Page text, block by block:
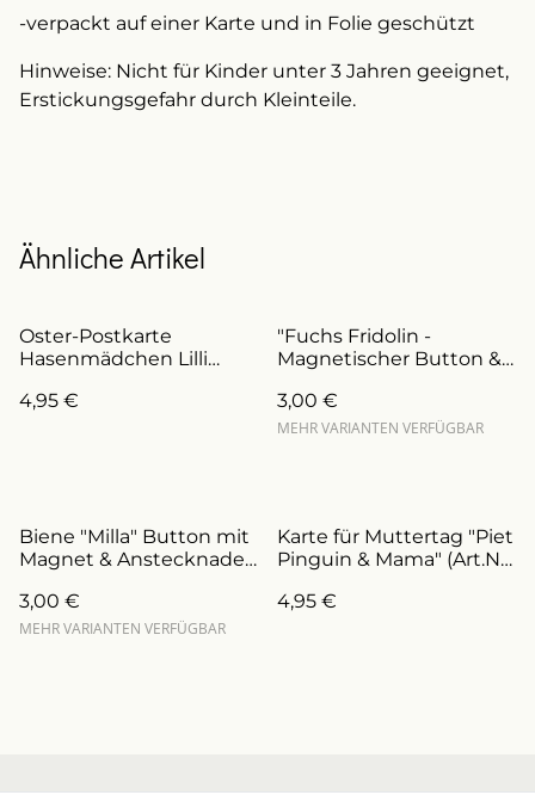
-verpackt auf einer Karte und in Folie geschützt
Hinweise: Nicht für Kinder unter 3 Jahren geeignet,
Erstickungsgefahr durch Kleinteile.
Ähnliche Artikel
Oster-Postkarte
Hasenmädchen Lilli
4,95 €
"Fuchs Fridolin -
Magnetischer Button &
(ArtNr.B0019/a)
3,00 €
MEHR VARIANTEN VERFÜGBAR
Biene "Milla" Button mit
Magnet & Anstecknadel
3,00 €
MEHR VARIANTEN VERFÜGBAR
Karte für Muttertag "Piet
Pinguin & Mama" (Art.Nr.:
4,95 €